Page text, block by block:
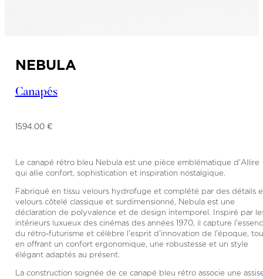
NEBULA
Canapés
1594.00 €
Le canapé rétro bleu Nebula est une pièce emblématique d'Allire
qui allie confort, sophistication et inspiration nostalgique.
Fabriqué en tissu velours hydrofuge et complété par des détails
velours côtelé classique et surdimensionné, Nebula est une
déclaration de polyvalence et de design intemporel. Inspiré par
intérieurs luxueux des cinémas des années 1970, il capture
du rétro-futurisme et célèbre l'esprit d'innovation de l'époque,
en offrant un confort ergonomique, une robustesse et un style
élégant adaptés au présent.
La construction soignée de ce canapé bleu rétro associe une